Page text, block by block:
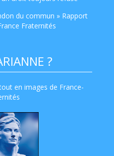
du commun » Rapport
Fraternités
?
en images de France-